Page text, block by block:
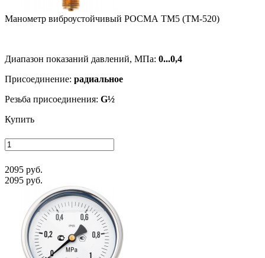
Манометр виб­ро­ус­той­чи­вый РОСМА ТМ5 (ТМ-520)
Диапазон показаний давлений, МПа: 0...0,4
Присоединение: радиальное
Резьба присоединения: G½
Купить
2095 руб.
2095 руб.